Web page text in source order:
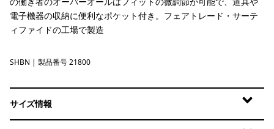
電子機器の収納に便利なポケット付き。フェアトレード・サーテ
ィファイドの工場で製造
Shelter Brown
SHBN | 製品番号 21800
サイズ情報